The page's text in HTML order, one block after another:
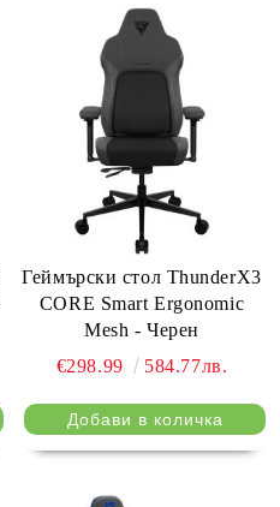
Геймърски стол ThunderX3
CORE Smart Ergonomic
Mesh - Черен
€298.99
584.77лв.